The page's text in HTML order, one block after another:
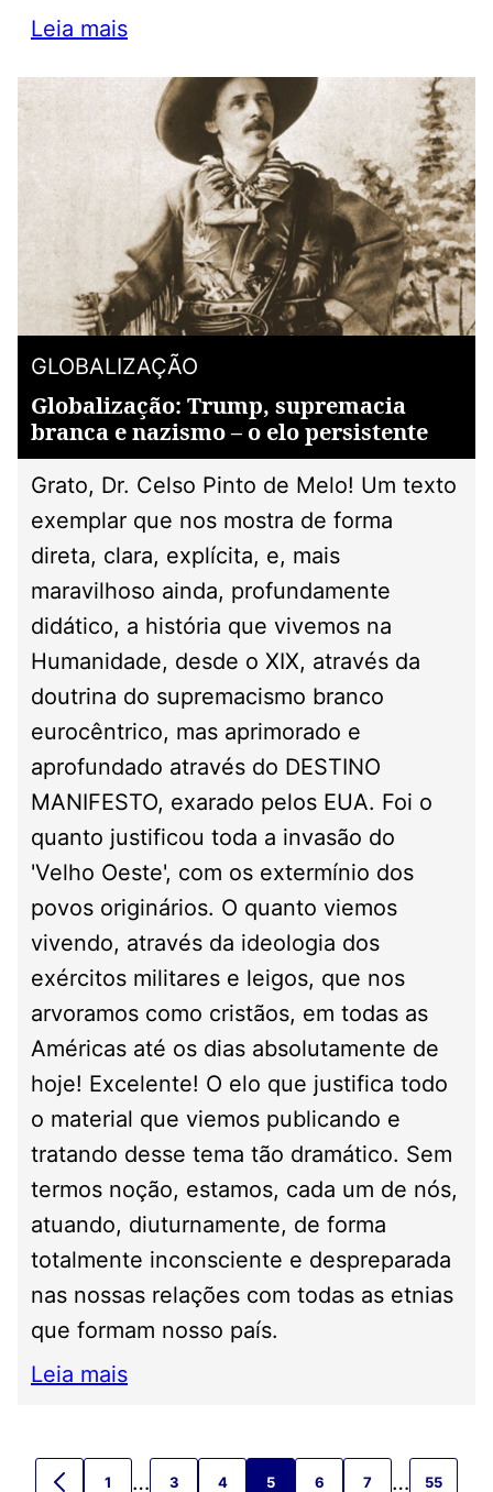
Leia mais
GLOBALIZAÇÃO
Globalização: Trump, supremacia
branca e nazismo – o elo persistente
Grato, Dr. Celso Pinto de Melo! Um texto
exemplar que nos mostra de forma
direta, clara, explícita, e, mais
maravilhoso ainda, profundamente
didático, a história que vivemos na
Humanidade, desde o XIX, através da
doutrina do supremacismo branco
eurocêntrico, mas aprimorado e
aprofundado através do DESTINO
MANIFESTO, exarado pelos EUA. Foi o
quanto justificou toda a invasão do
'Velho Oeste', com os extermínio dos
povos originários. O quanto viemos
vivendo, através da ideologia dos
exércitos militares e leigos, que nos
arvoramos como cristãos, em todas as
Américas até os dias absolutamente de
hoje! Excelente! O elo que justifica todo
o material que viemos publicando e
tratando desse tema tão dramático. Sem
termos noção, estamos, cada um de nós,
atuando, diuturnamente, de forma
totalmente inconsciente e despreparada
nas nossas relações com todas as etnias
que formam nosso país.
Leia mais
1 Páginas
… 3 4 5 6 7 Páginas
… 55